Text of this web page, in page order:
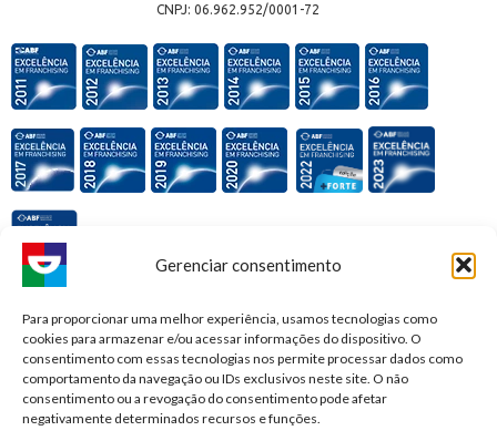
Gerenciar consentimento
Para proporcionar uma melhor experiência, usamos tecnologias como
cookies para armazenar e/ou acessar informações do dispositivo. O
consentimento com essas tecnologias nos permite processar dados como
comportamento da navegação ou IDs exclusivos neste site. O não
consentimento ou a revogação do consentimento pode afetar
negativamente determinados recursos e funções.
CNPJ: 06.962.952/0001-72
Premiações e honrarias: